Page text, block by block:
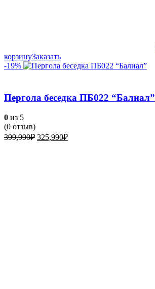
корзинуЗаказать
-19%
Пергола беседка ПБ022 “Балиал”
0 из 5
(0 отзыв)
399,990₽ Первоначальная
325,990₽Текущая